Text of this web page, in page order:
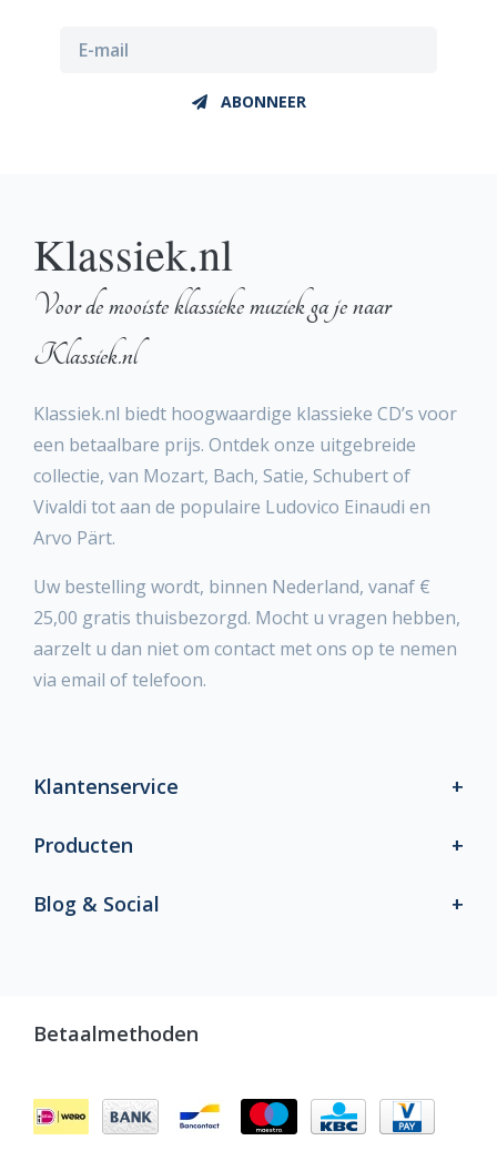
ABONNEER
Klassiek.nl
Voor de mooiste klassieke muziek ga je naar
Klassiek.nl
Klassiek.nl biedt hoogwaardige klassieke CD’s voor
een betaalbare prijs. Ontdek onze uitgebreide
collectie, van Mozart, Bach, Satie, Schubert of
Vivaldi tot aan de populaire Ludovico Einaudi en
Arvo Pärt.
Uw bestelling wordt, binnen Nederland, vanaf €
25,00 gratis thuisbezorgd. Mocht u vragen hebben,
aarzelt u dan niet om contact met ons op te nemen
via email of telefoon.
Klantenservice
Producten
Blog & Social
Betaalmethoden